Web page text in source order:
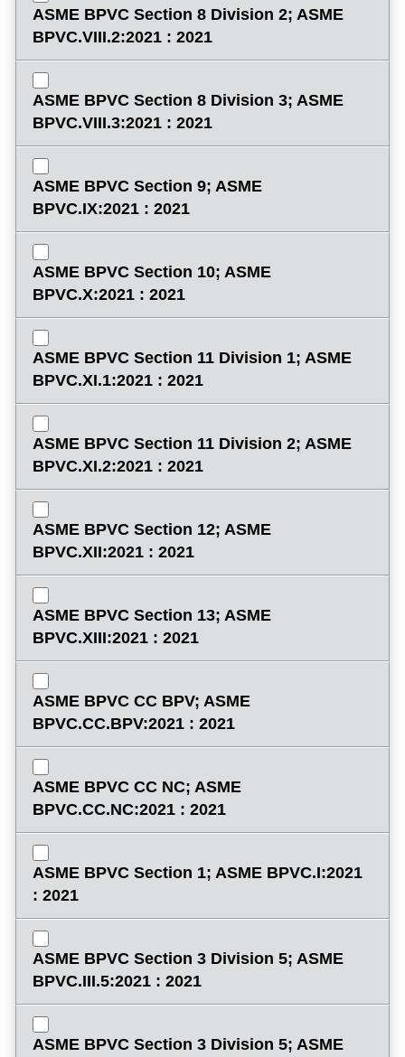
ASME BPVC Section 8 Division 2; ASME
BPVC.VIII.2:2021 : 2021
ASME BPVC Section 8 Division 3; ASME
BPVC.VIII.3:2021 : 2021
ASME BPVC Section 9; ASME
BPVC.IX:2021 : 2021
ASME BPVC Section 10; ASME
BPVC.X:2021 : 2021
ASME BPVC Section 11 Division 1; ASME
BPVC.XI.1:2021 : 2021
ASME BPVC Section 11 Division 2; ASME
BPVC.XI.2:2021 : 2021
ASME BPVC Section 12; ASME
BPVC.XII:2021 : 2021
ASME BPVC Section 13; ASME
BPVC.XIII:2021 : 2021
ASME BPVC CC BPV; ASME
BPVC.CC.BPV:2021 : 2021
ASME BPVC CC NC; ASME
BPVC.CC.NC:2021 : 2021
ASME BPVC Section 1; ASME BPVC.I:2021
: 2021
ASME BPVC Section 3 Division 5; ASME
BPVC.III.5:2021 : 2021
ASME BPVC Section 3 Division 5; ASME